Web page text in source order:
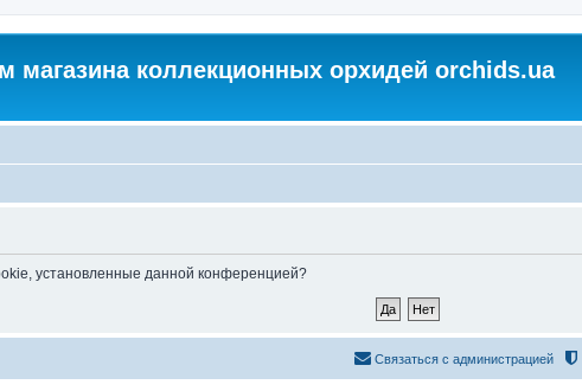
магазина коллекционных орхидей orchids.ua
установленные данной конференцией?
Связаться с администрацией